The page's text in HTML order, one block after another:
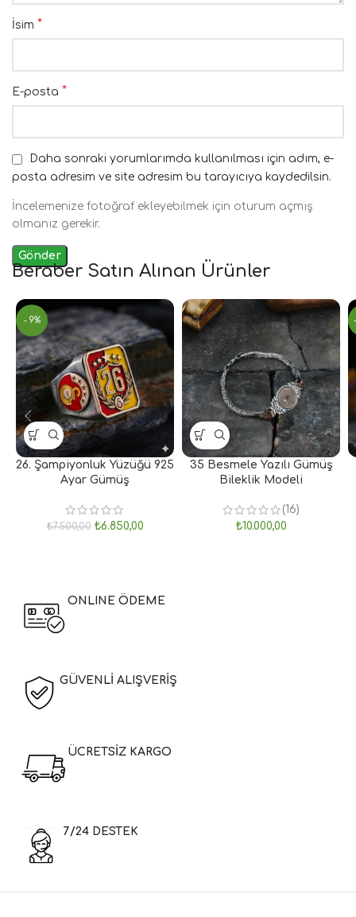
İsim *
E-posta *
Daha sonraki yorumlarımda kullanılması için adım, e-
posta adresim ve site adresim bu tarayıcıya kaydedilsin.
İncelemenize fotoğraf ekleyebilmek için oturum açmış
olmanız gerekir.
Beraber Satın Alınan Ürünler
- 9%
26. Şampiyonluk Yüzüğü 925
Ayar Gümüş
₺7.500,00 ₺6.850,00
35 Besmele Yazılı Gümüş
Bileklik Modeli
(16)
₺10.000,00
ONLINE ÖDEME
GÜVENLİ ALIŞVERİŞ
ÜCRETSİZ KARGO
7/24 DESTEK